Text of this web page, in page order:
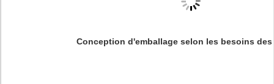
Conception d'emballage selon les besoins